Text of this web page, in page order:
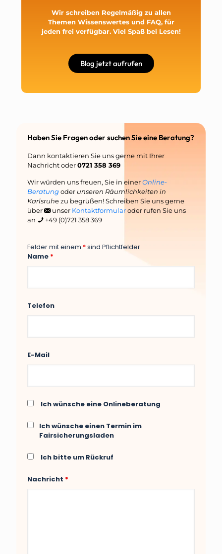
Wir schreiben Regelmäßig zu allen
Themen Wissenswertes und FAQ, für
jeden frei verfügbar. Viel Spaß bei Lesen!
Blog jetzt aufrufen
Haben Sie Fragen oder suchen Sie eine Beratung?
Dann kontaktieren Sie uns gerne mit Ihrer
Nachricht oder0721 358 369
Wir würden uns freuen, Sie in einerOnline-
Beratungoder unseren Räumlichkeiten in
Karlsruhe zu begrüßen! Schreiben Sie uns gerne
über
unser Kontaktformularoder rufen Sie uns
an
+49 (0)721 358 369
Felder mit einem *sind Pflichtfelder
Name *
Telefon
E-Mail
Ich wünsche eine Onlineberatung
Ich wünsche einen Termin im
Fairsicherungsladen
Ich bitte um Rückruf
Nachricht *